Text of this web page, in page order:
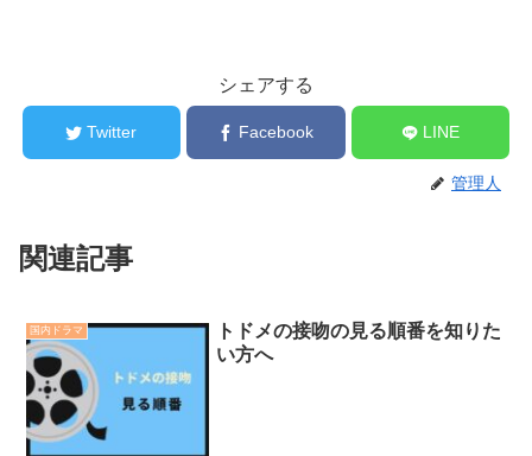
シェアする
Twitter Facebook LINE
管理人
関連記事
国内ドラマ
トドメの接吻の見る順番を知りた
い方へ